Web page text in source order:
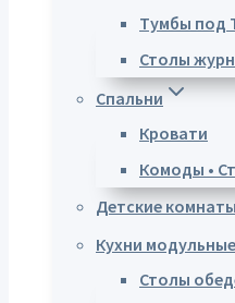
Тумбы под
Столы
Спальни
Кровати
Комоды •
Детские комнаты
Кухни модульные
Столы